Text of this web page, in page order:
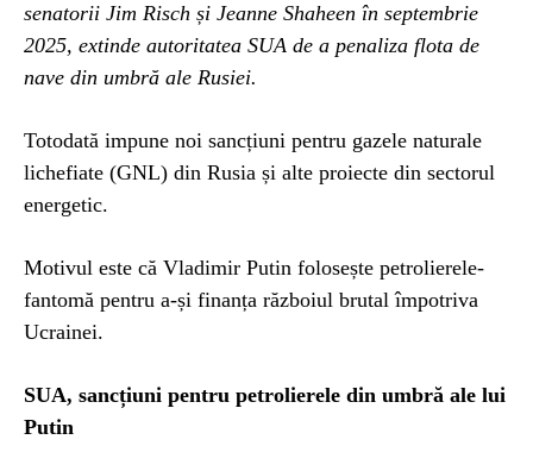
senatorii Jim Risch și Jeanne Shaheen în septembrie
2025, extinde autoritatea SUA de a penaliza flota de
nave din umbră ale Rusiei.
Totodată impune noi sancțiuni pentru gazele naturale
lichefiate (GNL) din Rusia și alte proiecte din sectorul
energetic.
Motivul este că Vladimir Putin folosește petrolierele-
fantomă pentru a-și finanța războiul brutal împotriva
Ucrainei.
SUA, sancțiuni pentru petrolierele din umbră ale lui
Putin